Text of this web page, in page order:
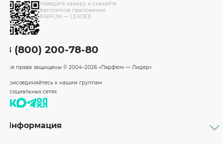
Наведите камеру и скачайте
бесплатное приложение
PARFUM — LEADER
8 (800) 200-78-80
Все права защищены © 2004–2026 «Парфюм — Лидер»
Присоединяйтесь к нашим группам
в социальных сетях
Информация